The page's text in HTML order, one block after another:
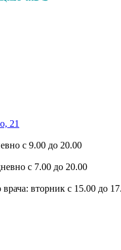
21
с 9.00 до 20.00
с 7.00 до 20.00
вторник с 15.00 до